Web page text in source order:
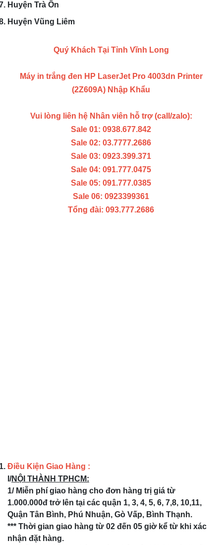
Huyện Trà Ôn
Huyện Vũng Liêm
Quý Khách Tại Tỉnh Vĩnh Long
Máy in trắng đen HP LaserJet Pro 4003dn Printer
(2Z609A) Nhập Khẩu
Vui lòng liên hệ Nhân viên hỗ trợ (call/zalo):
Sale 01: 0938.677.842
Sale 02: 03.7777.2686
Sale 03: 0923.399.371
Sale 04: 091.777.0475
Sale 05: 091.777.0385
Sale 06: 0923399361
Tổng đài: 093.777.2686
Điều Kiện Giao Hàng :
I/NỘI THÀNH TPHCM:
1/ Miễn phí giao hàng cho đơn hàng trị giá từ
1.000.000đ trở lên tại các quận 1, 3, 4, 5, 6, 7,8, 10,11,
Quận Tân Bình, Phú Nhuận, Gò Vấp, Bình Thạnh.
*** Thời gian giao hàng từ 02 đến 05 giờ kể từ khi xác
nhận đặt hàng.